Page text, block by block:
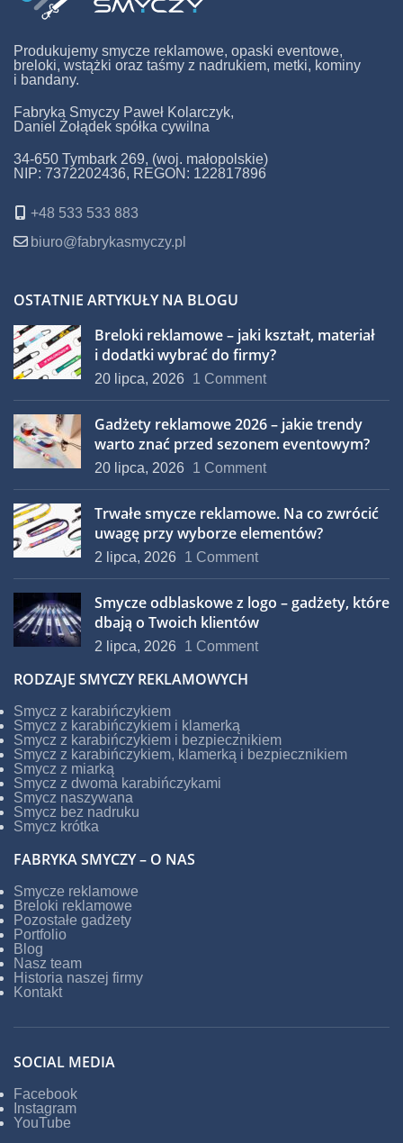
Produkujemy smycze reklamowe, opaski eventowe,
breloki, wstążki oraz taśmy z nadrukiem, metki, kominy
i bandany.
Fabryka Smyczy Paweł Kolarczyk,
Daniel Żołądek spółka cywilna
34-650 Tymbark 269, (woj. małopolskie)
NIP: 7372202436, REGON: 122817896
+48 533 533 883
biuro@fabrykasmyczy.pl
OSTATNIE ARTYKUŁY NA BLOGU
Breloki reklamowe – jaki kształt, materiał
i dodatki wybrać do firmy?
20 lipca, 2026 1 Comment
Gadżety reklamowe 2026 – jakie trendy
warto znać przed sezonem eventowym?
20 lipca, 2026 1 Comment
Trwałe smycze reklamowe. Na co zwrócić
uwagę przy wyborze elementów?
2 lipca, 2026 1 Comment
Smycze odblaskowe z logo – gadżety, które
dbają o Twoich klientów
2 lipca, 2026 1 Comment
RODZAJE SMYCZY REKLAMOWYCH
Smycz z karabińczykiem
Smycz z karabińczykiem i klamerką
Smycz z karabińczykiem i bezpiecznikiem
Smycz z karabińczykiem, klamerką i bezpiecznikiem
Smycz z miarką
Smycz z dwoma karabińczykami
Smycz naszywana
Smycz bez nadruku
Smycz krótka
FABRYKA SMYCZY – O NAS
Smycze reklamowe
Breloki reklamowe
Pozostałe gadżety
Portfolio
Blog
Nasz team
Historia naszej firmy
Kontakt
SOCIAL MEDIA
Facebook
Instagram
YouTube